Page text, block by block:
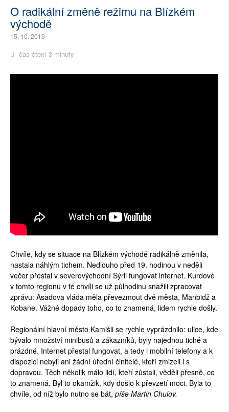
O radikální změně režimu na Blízkém
východě
15. 10. 2019
čas čtení 3 minuty
Chvíle, kdy se situace na Blízkém východě radikálně změnila,
nastala náhlým tichem. Nedlouho před 19. hodinou v neděli
večer přestal v severovýchodní Sýrii fungovat internet. Kurdové
v tomto regionu v té chvíli se už půlhodinu snažili zpracovat
zprávu: Asadova vláda měla převezmout dvě města, Manbidž a
Kobane. Vážné dopady toho, co to znamená, lidem rychle došly.
Regionální hlavní město Kamišli se rychle vyprázdnilo: ulice, kde
bývalo množství minibusů a zákazníků, byly najednou tiché a
prázdné. Internet přestal fungovat, a tedy i mobilní telefony a k
dispozici nebyli ani žádní úřední činitelé, kteří zmizeli i s
dopravou. Těch několik málo lidí, kteří zůstali, věděli přesně, co
to znamená. Byl to okamžik, kdy došlo k převzetí moci. Byla to
chvíle, od níž bylo nutno se bát, píše Martin Chulov.